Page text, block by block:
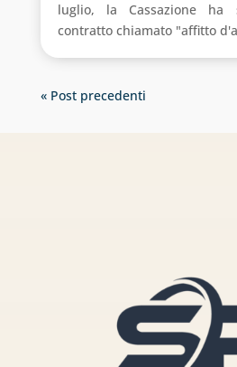
luglio, la Cassazione ha
contratto chiamato "affitto
« Post precedenti